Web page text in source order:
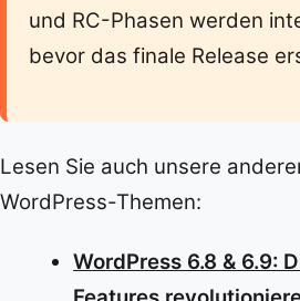
und RC-Phasen werden
bevor das finale Release
Lesen Sie auch unsere
WordPress-Themen:
WordPress 6.8 & 6.9: